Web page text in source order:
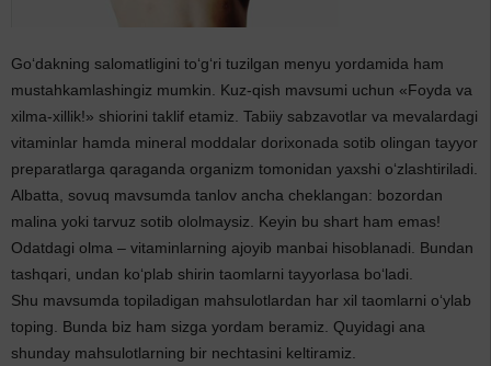
Go‘dakning salomatligini to‘g‘ri tuzilgan menyu yordamida ham
mustahkamlashingiz mumkin. Kuz-qish mavsumi uchun «Foyda va
xilma-xillik!» shiorini taklif etamiz. Tabiiy sabzavotlar va mevalardagi
vitaminlar hamda mineral moddalar dorixonada sotib olingan tayyor
preparatlarga qaraganda organizm tomonidan yaxshi o‘zlashtiriladi.
Albatta, sovuq mavsumda tanlov ancha cheklangan: bozordan
malina yoki tarvuz sotib ololmaysiz. Keyin bu shart ham emas!
Odatdagi olma – vitaminlarning ajoyib manbai hisoblanadi. Bundan
tashqari, undan ko‘plab shirin taomlarni tayyorlasa bo‘ladi.
Shu mavsumda topiladigan mahsulotlardan har xil taomlarni o‘ylab
toping. Bunda biz ham sizga yordam beramiz. Quyidagi ana
shunday mahsulotlarning bir nechtasini keltiramiz.